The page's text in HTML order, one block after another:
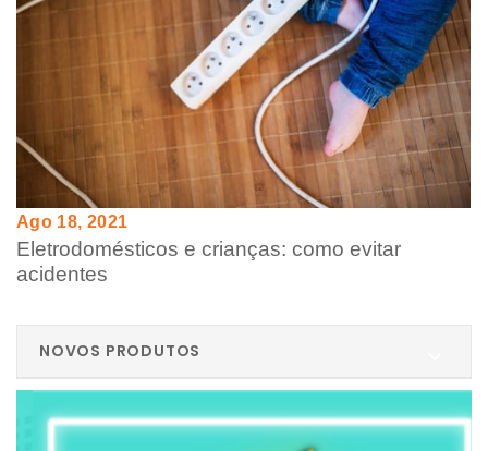
Ago 18, 2021
Eletrodomésticos e crianças: como evitar
acidentes
NOVOS PRODUTOS